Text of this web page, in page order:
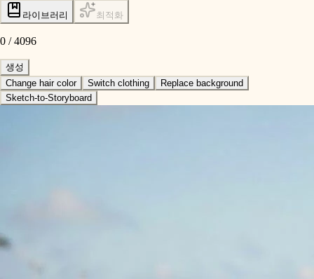
라이브러리 최적화
0 /4096
생성
Change hair color
Switch clothing
Replace background
Sketch-to-Storyboard